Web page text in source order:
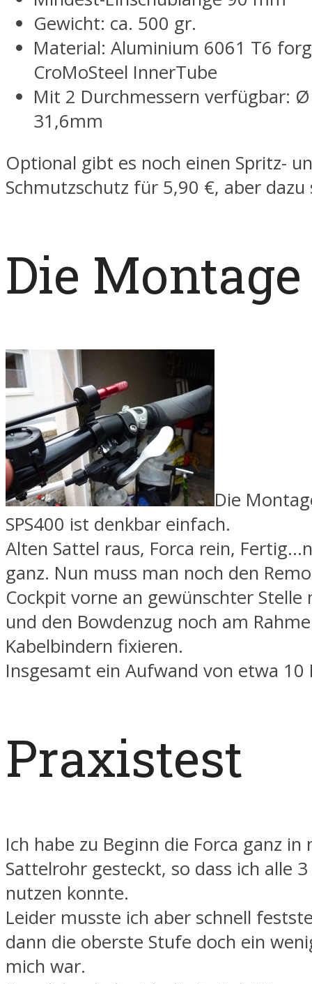
Gewicht: ca. 500 gr.
Material: Aluminium 6061 T6
CroMoSteel InnerTube
Mit 2 Durchmessern verfügbar:
31,6mm
Optional gibt es noch einen Spritz-
Schmutzschutz für 5,90 €, aber dazu
Die Montage
Die
SPS400 ist denkbar einfach.
Alten Sattel raus, Forca rein,
ganz. Nun muss man noch den
Cockpit vorne an gewünschter
und den Bowdenzug noch am
Kabelbindern fixieren.
Insgesamt ein Aufwand von etwa 10
Praxistest
Ich habe zu Beginn die Forca ganz in
Sattelrohr gesteckt, so dass ich alle
nutzen konnte.
Leider musste ich aber schnell
dann die oberste Stufe doch ein
mich war.